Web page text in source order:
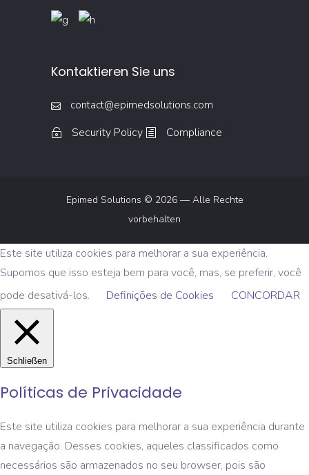
Kontaktieren Sie uns
contact@epimedsolutions.com
Security Policy Compliance
Epimed Solutions © 2026 — Alle Rechte
vorbehalten
Este site utiliza cookies para melhorar a sua experiência.
Supomos que isso esteja bem para você, mas, se preferir, você
pode desativá-los.
Definições de Cookies CONCORDAR
Schließen
Políticas de Privacidade
Este site utiliza cookies para melhorar a sua experiência durante
a navegação. Desses cookies, aqueles classificados como
necessários são armazenados no seu browser, pois são